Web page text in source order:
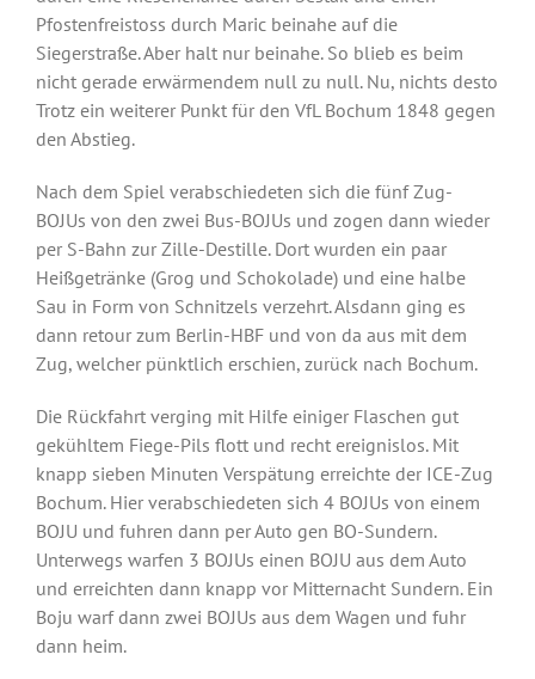
Pfostenfreistoss durch Maric beinahe auf die
Siegerstraße. Aber halt nur beinahe. So blieb es beim
nicht gerade erwärmendem null zu null. Nu, nichts desto
Trotz ein weiterer Punkt für den VfL Bochum 1848 gegen
den Abstieg.
Nach dem Spiel verabschiedeten sich die fünf Zug-
BOJUs von den zwei Bus-BOJUs und zogen dann wieder
per S-Bahn zur Zille-Destille. Dort wurden ein paar
Heißgetränke (Grog und Schokolade) und eine halbe
Sau in Form von Schnitzels verzehrt. Alsdann ging es
dann retour zum Berlin-HBF und von da aus mit dem
Zug, welcher pünktlich erschien, zurück nach Bochum.
Die Rückfahrt verging mit Hilfe einiger Flaschen gut
gekühltem Fiege-Pils flott und recht ereignislos. Mit
knapp sieben Minuten Verspätung erreichte der ICE-Zug
Bochum. Hier verabschiedeten sich 4 BOJUs von einem
BOJU und fuhren dann per Auto gen BO-Sundern.
Unterwegs warfen 3 BOJUs einen BOJU aus dem Auto
und erreichten dann knapp vor Mitternacht Sundern. Ein
Boju warf dann zwei BOJUs aus dem Wagen und fuhr
dann heim.